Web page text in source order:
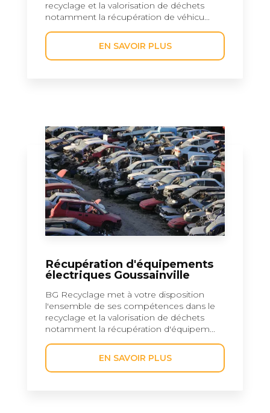
recyclage et la valorisation de déchets
notamment la récupération de véhicu...
EN SAVOIR PLUS
Récupération d'équipements
électriques Goussainville
BG Recyclage met à votre disposition
l'ensemble de ses compétences dans le
recyclage et la valorisation de déchets
notamment la récupération d'équipem...
EN SAVOIR PLUS